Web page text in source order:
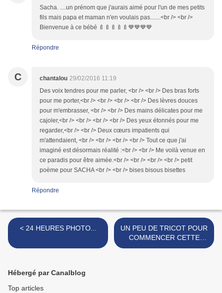
Sacha. ....un prénom que j'aurais aimé pour l'un de mes petits
fils mais papa et maman n'en voulais pas.......<br /> <br />
Bienvenue à ce bébé 🍼🍼🍼🍼🍼💙💙💙💙
Répondre
C chantalou 29/02/2016 11:19
Des voix tendres pour me parler, <br /> <br /> Des bras forts
pour me porter,<br /> <br /> <br /> <br /> Des lèvres douces
pour m'embrasser, <br /> <br /> Des mains délicates pour me
cajoler,<br /> <br /> <br /> <br /> Des yeux étonnés pour me
regarder,<br /> <br /> Deux cœurs impatients qui
m'attendaient, <br /> <br /> <br /> <br /> Tout ce que j'ai
imaginé est désormais réalité :<br /> <br /> Me voilà venue en
ce paradis pour être aimée.<br /> <br /> <br /> <br /> petit
poème pour SACHA <br /> <br /> bises bisous bisettes
Répondre
< 24 HEURES PHOTO...
UN PEU DE TRICOT POUR
COMMENCER CETTE
NOUVELLE SEMAINE... >
Hébergé par Canalblog
Top articles